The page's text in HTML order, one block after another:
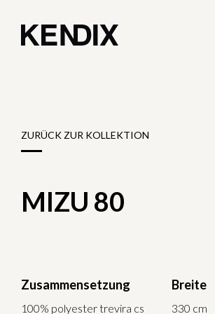
ZURÜCK ZUR KOLLEKTION
MIZU 80
Zusammensetzung
100% polyester trevira cs
Breite
330 cm